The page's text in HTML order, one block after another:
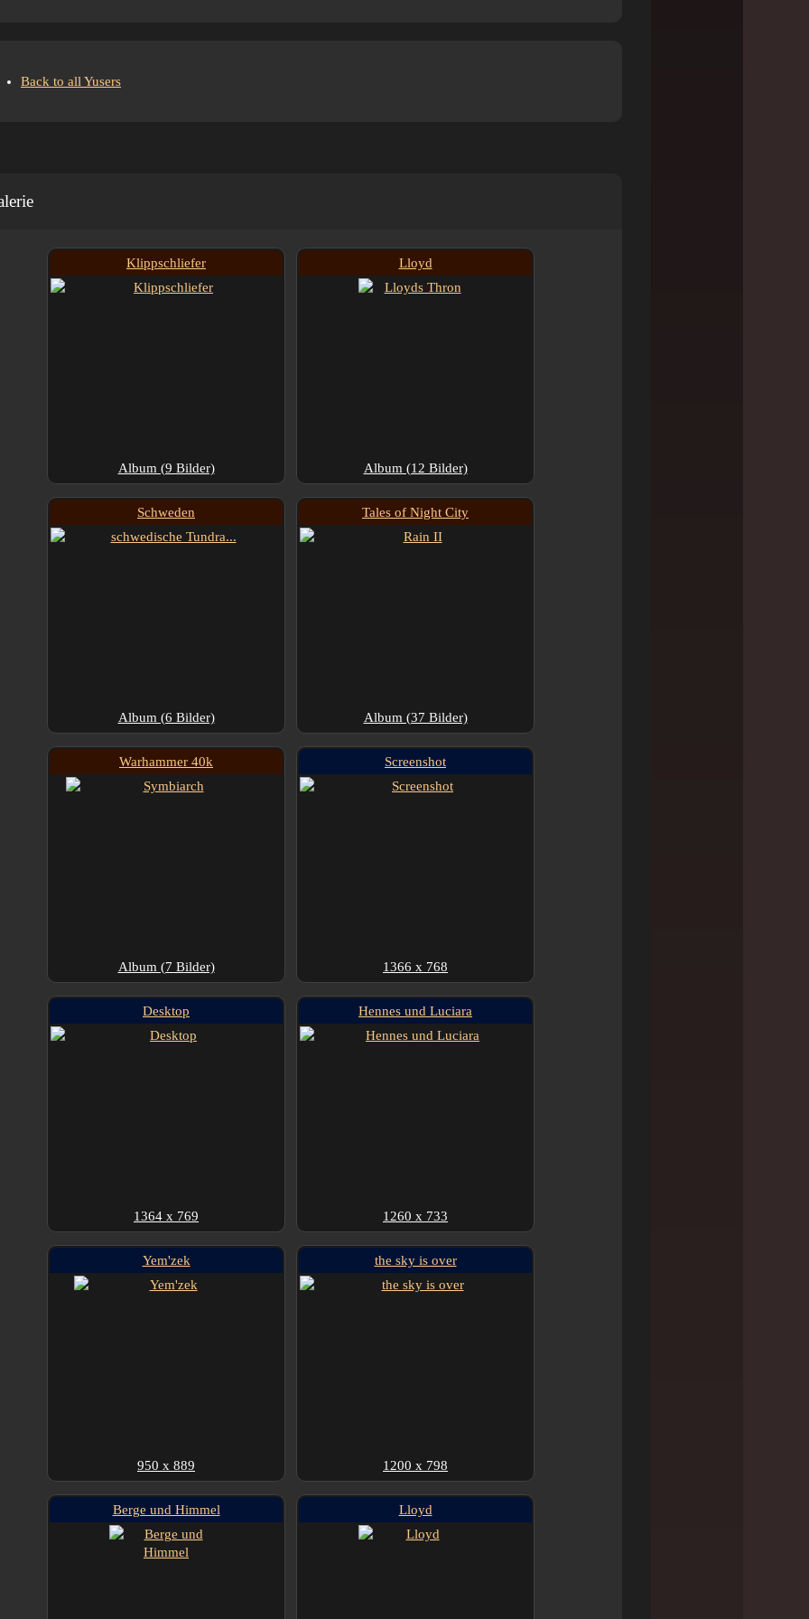
Back to all Yusers
Klippschliefer
Album (9 Bilder)
Lloyd
Album (12 Bilder)
Schweden
Album (6 Bilder)
Tales of Night City
Album (37 Bilder)
Warhammer 40k
Album (7 Bilder)
Screenshot
1366 x 768
Desktop
1364 x 769
Hennes und Luciara
1260 x 733
Yem'zek
950 x 889
the sky is over
1200 x 798
Berge und Himmel Lloyd